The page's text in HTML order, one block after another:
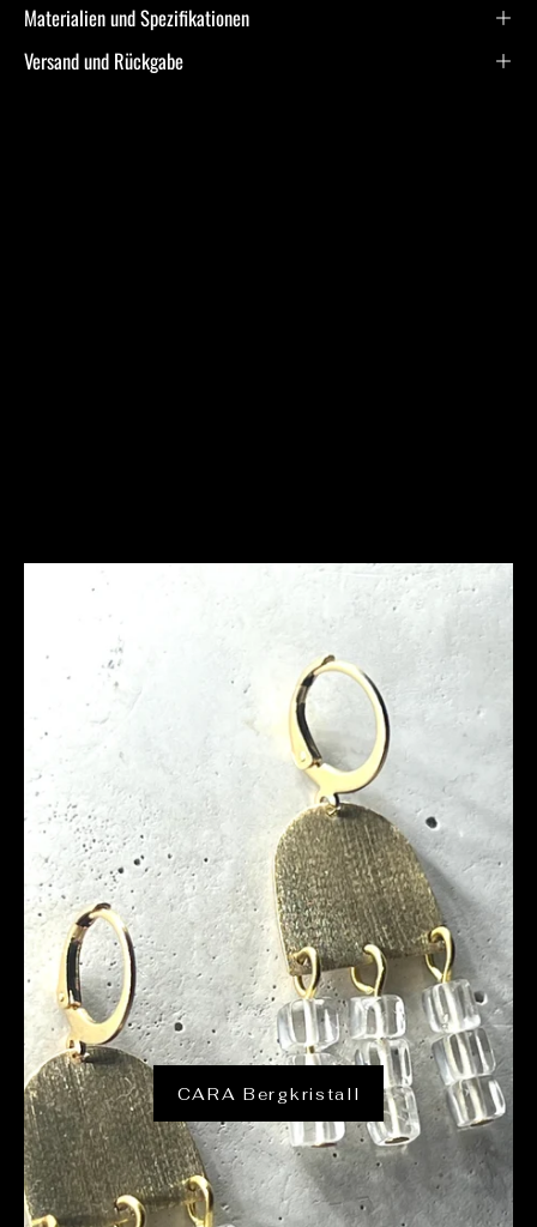
Materialien und Spezifikationen
Versand und Rückgabe
CARA Bergkristall